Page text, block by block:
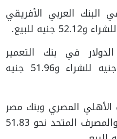
البنك العربي الأفريقي
في بنك التعمير
والإسكان إلى 51.86 جنيه للشراء و51.96 جنيه
الأهلي المصري وبنك مصر
وبيت التمويل الكويتي والمصرف المتحد نحو 51.83